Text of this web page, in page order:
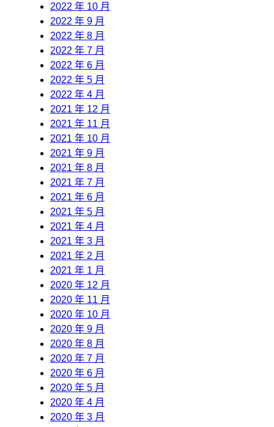
2022 年 10 月
2022 年 9 月
2022 年 8 月
2022 年 7 月
2022 年 6 月
2022 年 5 月
2022 年 4 月
2021 年 12 月
2021 年 11 月
2021 年 10 月
2021 年 9 月
2021 年 8 月
2021 年 7 月
2021 年 6 月
2021 年 5 月
2021 年 4 月
2021 年 3 月
2021 年 2 月
2021 年 1 月
2020 年 12 月
2020 年 11 月
2020 年 10 月
2020 年 9 月
2020 年 8 月
2020 年 7 月
2020 年 6 月
2020 年 5 月
2020 年 4 月
2020 年 3 月